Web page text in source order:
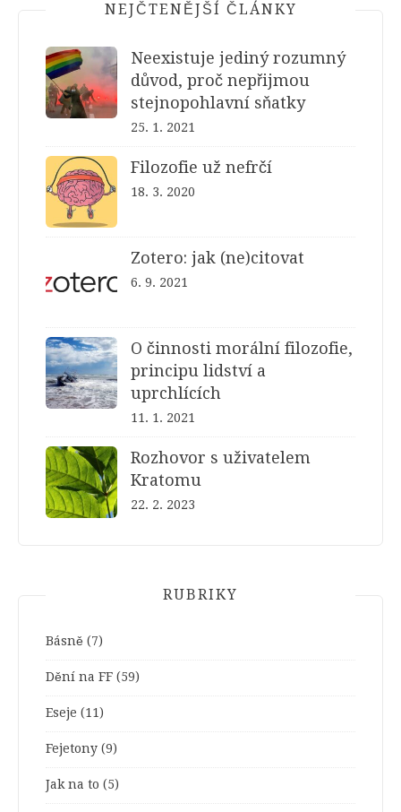
NEJČTENĚJŠÍ ČLÁNKY
Neexistuje jediný rozumný
důvod, proč nepřijmou
stejnopohlavní sňatky
25. 1. 2021
Filozofie už nefrčí
18. 3. 2020
Zotero: jak (ne)citovat
6. 9. 2021
O činnosti morální filozofie,
principu lidství a
uprchlících
11. 1. 2021
Rozhovor s uživatelem
Kratomu
22. 2. 2023
RUBRIKY
Básně (7)
Dění na FF (59)
Eseje (11)
Fejetony (9)
Jak na to (5)